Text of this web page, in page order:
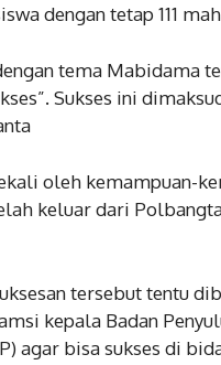
dengan tetap 111
tema Mabidama
Sukses ini
oleh kemampuan-
keluar dari
tersebut tentu
kepala Badan
agar bisa sukses di